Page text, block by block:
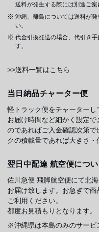
送料が発生する際には別途ご案
沖縄、離島については送料が
い。
代金引換発送の場合、代引き
す。
>>送料一覧はこちら
当日納品チャーター便
軽トラック便をチャーターし
お届け時間など細かく設定
のであればご入金確認次第
クの積載量であれば大きさ・
翌日中配達 航空便につ
佐川急便 飛脚航空便にて北
お届け致します。お急ぎで
ご利用ください。
都度お見積もりとなります。
※沖縄県は本島のみのサービ